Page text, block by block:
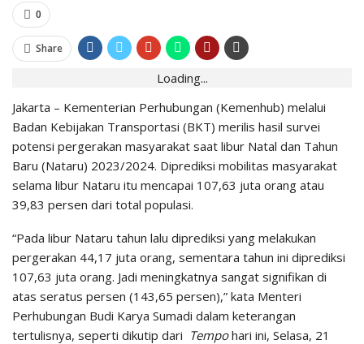
0
Share
Loading...
Jakarta – Kementerian Perhubungan (Kemenhub) melalui
Badan Kebijakan Transportasi (BKT) merilis hasil survei
potensi pergerakan masyarakat saat libur Natal dan Tahun
Baru (Nataru) 2023/2024. Diprediksi mobilitas masyarakat
selama libur Nataru itu mencapai 107,63 juta orang atau
39,83 persen dari total populasi.
“Pada libur Nataru tahun lalu diprediksi yang melakukan
pergerakan 44,17 juta orang, sementara tahun ini diprediksi
107,63 juta orang. Jadi meningkatnya sangat signifikan di
atas seratus persen (143,65 persen),” kata Menteri
Perhubungan Budi Karya Sumadi dalam keterangan
tertulisnya, seperti dikutip dari Tempohari ini, Selasa, 21